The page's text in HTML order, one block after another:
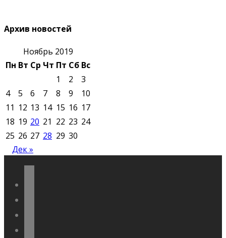
Архив новостей
Ноябрь 2019
Пн Вт Ср Чт Пт Сб Вс
1
2
3
4
5 6 7 8 9
10
11 12 13 14 15 16 17
18 19 20 21 22 23 24
25 26 27 28 29 30
Дек »